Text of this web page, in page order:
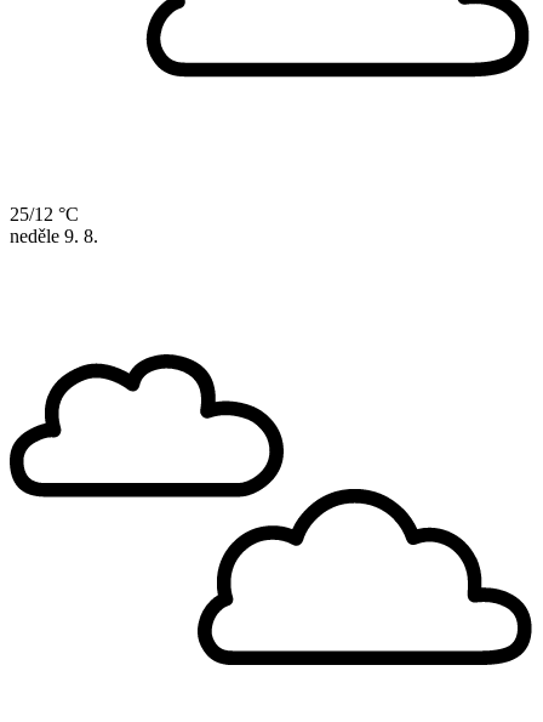
25/12 °C
neděle 9. 8.